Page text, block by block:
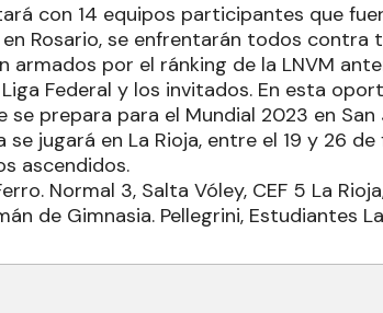
con 14 equipos participantes que
Rosario, se enfrentarán todos contra
armados por el ránking de la LNVM
Federal y los invitados. En esta
se prepara para el Mundial 2023 en San
se jugará en La Rioja, entre el 19 y 26
ascendidos.
Normal 3, Salta Vóley, CEF 5 La
de Gimnasia. Pellegrini, Estudiantes